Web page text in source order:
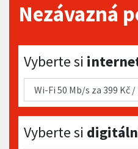
Nezávazná
Vyberte si internet
Vyberte si
Vyberte si digitální TV
Vyberte si